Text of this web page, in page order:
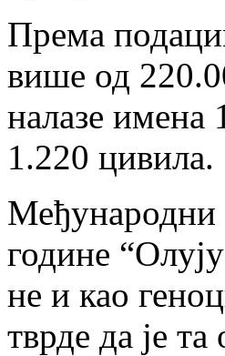
Према
више од
налазе имена
1.220 цивила.
Међународни
године
не и као
тврде да је